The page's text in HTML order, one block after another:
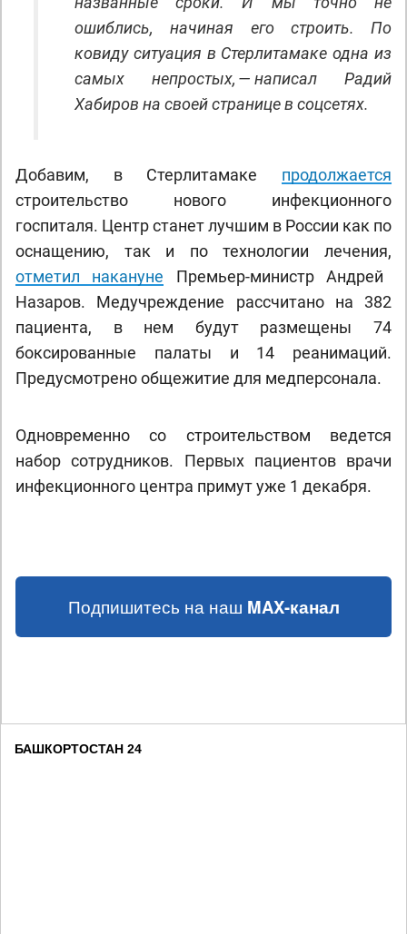
ошиблись, начиная его строить. По
ковиду ситуация в Стерлитамаке одна из
самых непростых, — написал Радий
Хабиров на своей странице в соцсетях.
Добавим, в Стерлитамаке продолжается
строительство нового инфекционного
госпиталя. Центр станет лучшим в России как по
оснащению, так и по технологии лечения,
отметил накануне Премьер-министр Андрей
Назаров. Медучреждение рассчитано на 382
пациента, в нем будут размещены 74
боксированные палаты и 14 реанимаций.
Предусмотрено общежитие для медперсонала.
Одновременно со строительством ведется
набор сотрудников. Первых пациентов врачи
инфекционного центра примут уже 1 декабря.
Подпишитесь на наш MAX-канал
БАШКОРТОСТАН 24